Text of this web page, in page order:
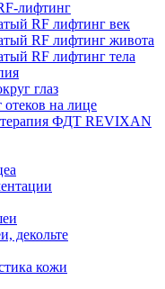
лифтинг
RF лифтинг век
RF лифтинг живота
RF лифтинг тела
глаз
на лице
ФДТ REVIXAN
декольте
кожи